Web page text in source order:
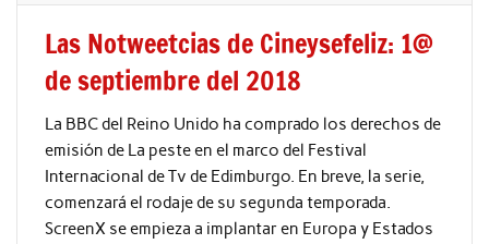
Las Notweetcias de Cineysefeliz: 1@
de septiembre del 2018
La BBC del Reino Unido ha comprado los derechos de
emisión de La peste en el marco del Festival
Internacional de Tv de Edimburgo. En breve, la serie,
comenzará el rodaje de su segunda temporada.
ScreenX se empieza a implantar en Europa y Estados